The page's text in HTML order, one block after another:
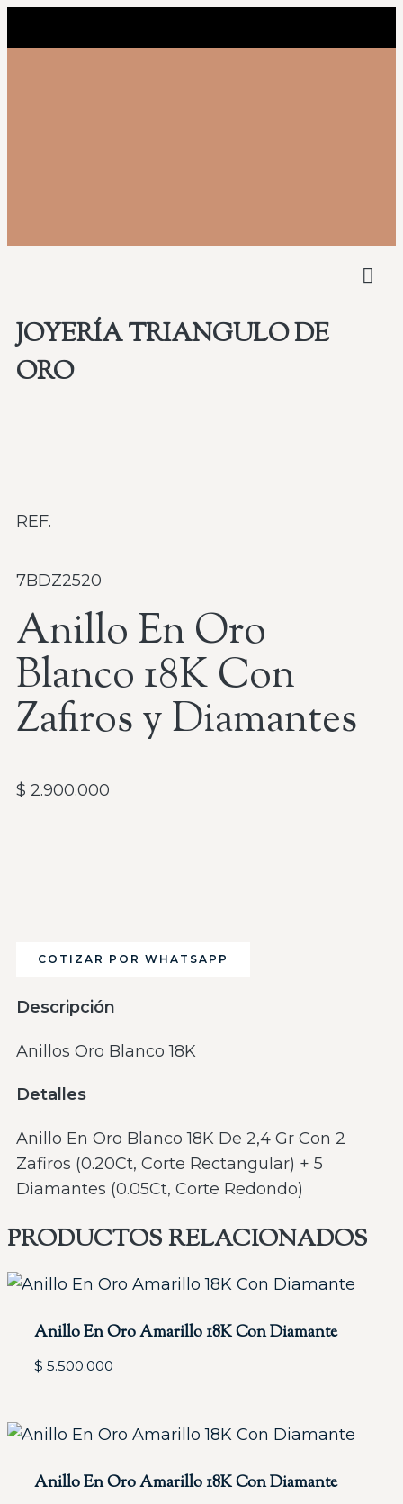
JOYERÍA TRIANGULO DE
ORO
REF.
7BDZ2520
Anillo En Oro
Blanco 18K Con
Zafiros y Diamantes
$ 2.900.000
COTIZAR POR WHATSAPP
Descripción
Anillos Oro Blanco 18K
Detalles
Anillo En Oro Blanco 18K De 2,4 Gr Con 2
Zafiros (0.20Ct, Corte Rectangular) + 5
Diamantes (0.05Ct, Corte Redondo)
PRODUCTOS RELACIONADOS
Anillo En Oro Amarillo 18K Con Diamante
$ 5.500.000
Anillo En Oro Amarillo 18K Con Diamante